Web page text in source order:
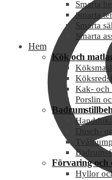
Smarta
Smarta
Smarta
Smarta
Hem
Kök och
Kak- och
Porslin
Dusch-
Förvaring och
Hyllor